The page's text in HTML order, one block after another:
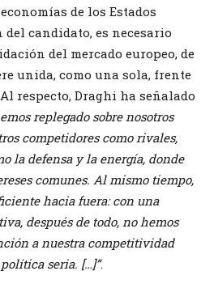
de los Estados
candidato, es necesario
del mercado europeo, de
unida, como una sola, frente
respecto, Draghi ha señalado
replegado sobre nosotros
competidores como rivales,
la defensa y la energía, donde
comunes. Al mismo tiempo,
hacia fuera: con una
después de todo, no hemos
a nuestra competitividad
seria. […]”.